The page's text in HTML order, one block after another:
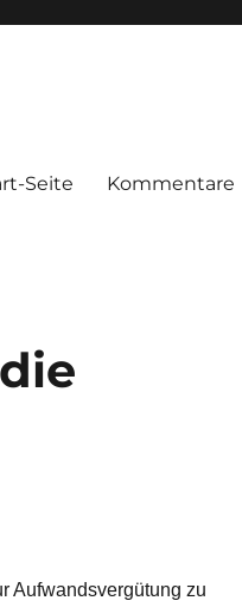
Seite Kommentare
Aufwandsvergütung zu